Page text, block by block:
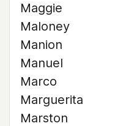
Maggie
Maloney
Manion
Manuel
Marco
Marguerita
Marston